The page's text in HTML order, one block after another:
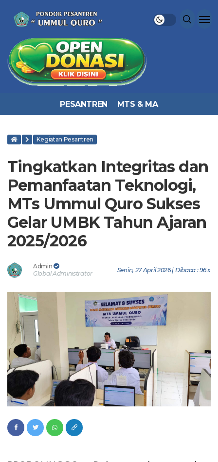
PESANTREN MTS & MA
Kegiatan Pesantren
Tingkatkan Integritas dan
Pemanfaatan Teknologi,
MTs Ummul Quro Sukses
Gelar UMBK Tahun Ajaran
2025/2026
Admin
Global Administrator
Senin, 27 April 2026 | Dibaca : 96 x